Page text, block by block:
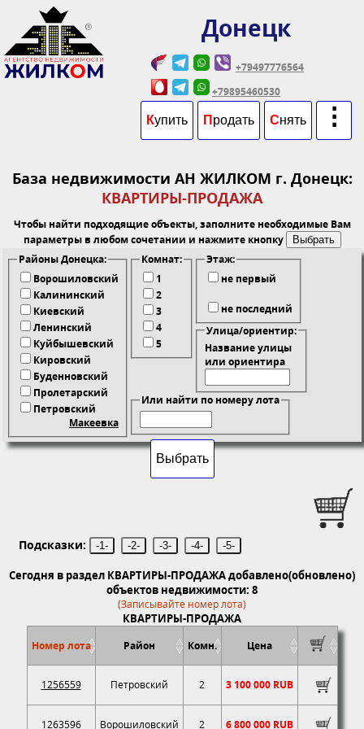
Донецк
+79497776564
+79895460530
Купить П родать Снять ⋮
База недвижимости АН ЖИЛКОМ г. Донецк:
КВАРТИРЫ-ПРОДАЖА
Чтобы найти подходящие объекты, заполните необходимые Вам
параметры в любом сочетании и нажмите кнопку
Районы Донецка:
Ворошиловский
Калининский
Киевский
Ленинский
Куйбышевский
Кировский
Буденновский
Пролетарский
Петровский
Макеевка
Комнат:
1
2
3
4
5
Этаж:
не первый
не последний
Улицa/ориентир:
Название улицы
или ориентира
Или найти по номеру лота
Подсказки: -1- -2- -3- -4- -5-
Сегодня в раздел КВАРТИРЫ-ПРОДАЖА добавлено(обновлено)
объектов недвижимости: 8
(Записывайте номер лота)
КВАРТИРЫ-ПРОДАЖА
Номер лота Район Комн. Цена
1256559 Петровский 2 3 100 000 RUB
1263596 Ворошиловский 2 6 800 000 RUB